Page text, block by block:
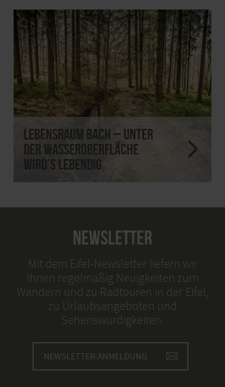
Lebensraum Bach – unter
der Wasseroberfläche
wird’s lebendig
NEWSLETTER
Mit dem Eifel-Newsletter liefern wir
Ihnen regelmäßig Neuigkeiten zum
Wandern und zu Radtouren in der Eifel,
zu Urlaubsangeboten und
Sehenswürdigkeiten.
NEWSLETTER-ANMELDUNG